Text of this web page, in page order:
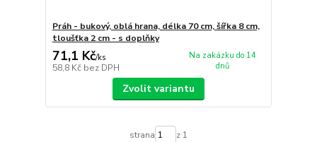
Práh - bukový, oblá hrana, délka 70 cm, šířka 8 cm,
tloušťka 2 cm - s doplňky
71,1 Kč/ks
58,8 Kč bez DPH
Na zakázku do 14
dnů
Zvolit variantu
strana z 1